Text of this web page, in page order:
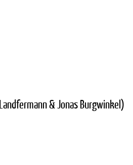
& Jonas Burgwinkel)